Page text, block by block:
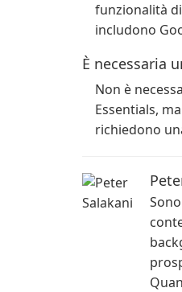
funzionalità
includono
È necessaria
Non è
Essentials,
richiedono